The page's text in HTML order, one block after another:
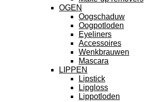
OGEN
Oogschaduw
Oogpotloden
Eyeliners
Accessoires
Wenkbrauwen
Mascara
LIPPEN
Lipstick
Lipgloss
Lippotloden